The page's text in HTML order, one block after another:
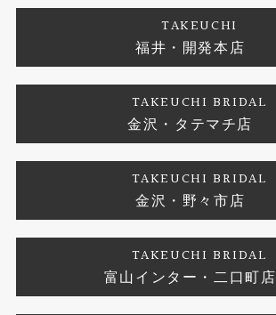
婚約ネックレス
エタニティリング
プロポーズサポート
ブランドリスト
ジュエリーリフォーム
お客様の声
プライバシーポリシー
TAKEUCHI
福井・開発本店
TAKEUCHI BRIDAL
金沢・タテマチ店
TAKEUCHI BRIDAL
金沢・野々市店
TAKEUCHI BRIDAL
富山インター・二口町店